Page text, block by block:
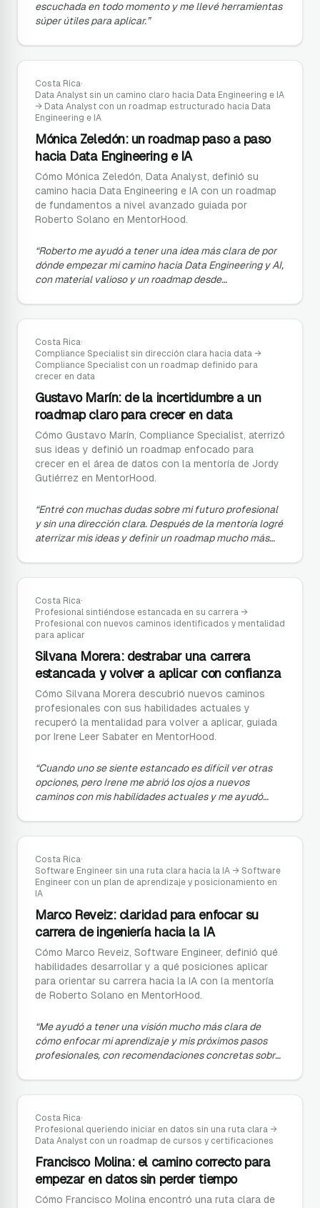
escuchada en todo momento y me llevé herramientas
súper útiles para aplicar.”
Costa Rica·
Data Analyst sin un camino claro hacia Data Engineering e IA
→ Data Analyst con un roadmap estructurado hacia Data
Engineering e IA
Mónica Zeledón: un roadmap paso a paso
hacia Data Engineering e IA
Cómo Mónica Zeledón, Data Analyst, definió su
camino hacia Data Engineering e IA con un roadmap
de fundamentos a nivel avanzado guiada por
Roberto Solano en MentorHood.
“Roberto me ayudó a tener una idea más clara de por
dónde empezar mi camino hacia Data Engineering y AI,
con material valioso y un roadmap desde
Costa Rica·
Compliance Specialist sin dirección clara hacia data →
Compliance Specialist con un roadmap definido para
crecer en data
Gustavo Marín: de la incertidumbre a un
roadmap claro para crecer en data
Cómo Gustavo Marín, Compliance Specialist, aterrizó
sus ideas y definió un roadmap enfocado para
crecer en el área de datos con la mentoría de Jordy
Gutiérrez en MentorHood.
“Entré con muchas dudas sobre mi futuro profesional
y sin una dirección clara. Después de la mentoría logré
aterrizar mis ideas y definir un roadmap mucho más
Costa Rica·
Profesional sintiéndose estancada en su carrera →
Profesional con nuevos caminos identificados y mentalidad
para aplicar
Silvana Morera: destrabar una carrera
estancada y volver a aplicar con confianza
Cómo Silvana Morera descubrió nuevos caminos
profesionales con sus habilidades actuales y
recuperó la mentalidad para volver a aplicar, guiada
por Irene Leer Sabater en MentorHood.
“Cuando uno se siente estancado es difícil ver otras
opciones, pero Irene me abrió los ojos a nuevos
caminos con mis habilidades actuales y me ayudó
Costa Rica·
Software Engineer sin una ruta clara hacia la IA → Software
Engineer con un plan de aprendizaje y posicionamiento en
IA
Marco Reveiz: claridad para enfocar su
carrera de ingeniería hacia la IA
Cómo Marco Reveiz, Software Engineer, definió qué
habilidades desarrollar y a qué posiciones aplicar
para orientar su carrera hacia la IA con la mentoría
de Roberto Solano en MentorHood.
“Me ayudó a tener una visión mucho más clara de
cómo enfocar mi aprendizaje y mis próximos pasos
profesionales, con recomendaciones concretas sobre
Costa Rica·
Profesional queriendo iniciar en datos sin una ruta clara →
Data Analyst con un roadmap de cursos y certificaciones
Francisco Molina: el camino correcto para
empezar en datos sin perder tiempo
Cómo Francisco Molina encontró una ruta clara de